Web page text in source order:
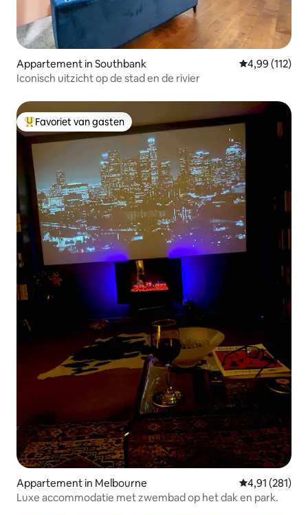
Appartement in Southbank Gemiddelde
4,99 (112)
Iconisch uitzicht op de stad en de rivier
Topfavoriet van gasten
Favoriet van gasten
Appartement in Melbourne Gemiddelde
4,91 (281)
Luxe accommodatie met zwembad op het dak en park.